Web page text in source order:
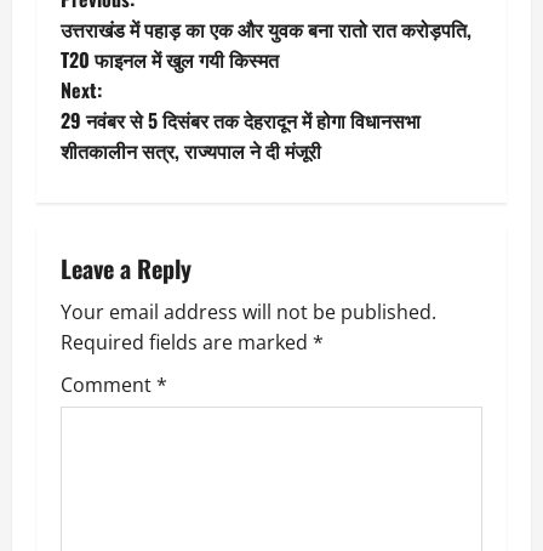
o
s
t
a
v
i
g
उत्तराखंड में पहाड़ का एक और युवक बना रातो रात करोड़पति,
T20 फाइनल में खुल गयी किस्मत
Next:
29 नवंबर से 5 दिसंबर तक देहरादून में होगा विधानसभा
शीतकालीन सत्र, राज्यपाल ने दी मंजूरी
Leave a Reply
Your email address will not be published.
Required fields are marked *
Comment*